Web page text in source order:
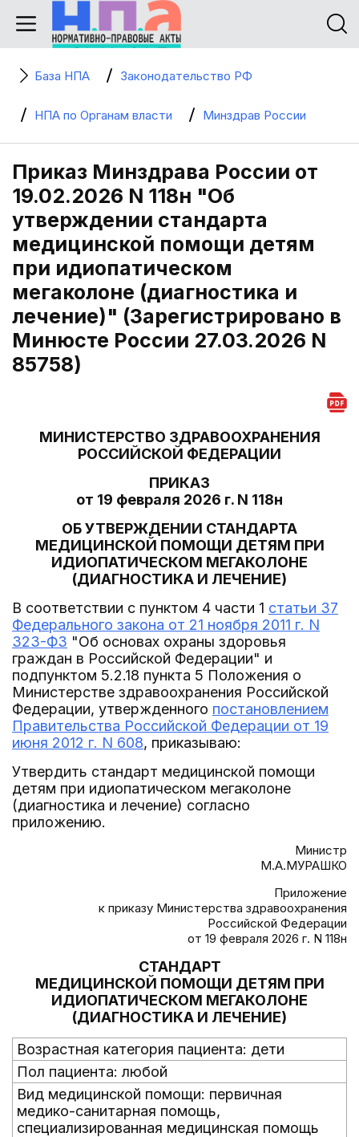
База НПА Законодательство РФ
НПА по Органам власти Минздрав России
Приказ Минздрава России от
19.02.2026 N 118н "Об
утверждении стандарта
медицинской помощи детям
при идиопатическом
мегаколоне (диагностика и
лечение)" (Зарегистрировано в
Минюсте России 27.03.2026 N
85758)
МИНИСТЕРСТВО ЗДРАВООХРАНЕНИЯ
РОССИЙСКОЙ ФЕДЕРАЦИИ
ПРИКАЗ
от 19 февраля 2026 г. N 118н
ОБ УТВЕРЖДЕНИИ СТАНДАРТА
МЕДИЦИНСКОЙ ПОМОЩИ ДЕТЯМ ПРИ
ИДИОПАТИЧЕСКОМ МЕГАКОЛОНЕ
(ДИАГНОСТИКА И ЛЕЧЕНИЕ)
В соответствии с пунктом 4 части 1 статьи 37
Федерального закона от 21 ноября 2011 г. N
323-ФЗ "Об основах охраны здоровья
граждан в Российской Федерации" и
подпунктом 5.2.18 пункта 5 Положения о
Министерстве здравоохранения Российской
Федерации, утвержденного постановлением
Правительства Российской Федерации от 19
июня 2012 г. N 608, приказываю:
Утвердить стандарт медицинской помощи
детям при идиопатическом мегаколоне
(диагностика и лечение) согласно
приложению.
Министр
М.А.МУРАШКО
Приложение
к приказу Министерства здравоохранения
Российской Федерации
от 19 февраля 2026 г. N 118н
СТАНДАРТ
МЕДИЦИНСКОЙ ПОМОЩИ ДЕТЯМ ПРИ
ИДИОПАТИЧЕСКОМ МЕГАКОЛОНЕ
(ДИАГНОСТИКА И ЛЕЧЕНИЕ)
Возрастная категория пациента: дети
Пол пациента: любой
Вид медицинской помощи: первичная
медико-санитарная помощь,
специализированная медицинская помощь